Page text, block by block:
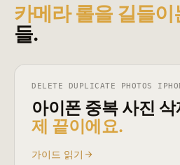
카메라 롤을 길들이
들.
DELETE DUPLICATE PHOTOS
아이폰 중복 사진 삭
제 끝이에요.
가이드 읽기